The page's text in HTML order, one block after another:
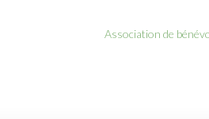
Association de